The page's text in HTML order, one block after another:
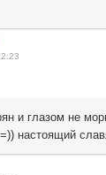
и глазом не
настоящий